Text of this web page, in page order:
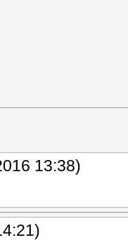
13:38)